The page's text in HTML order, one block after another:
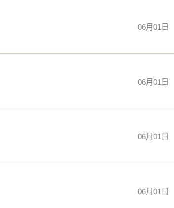
06月01日
06月01日
06月01日
06月01日